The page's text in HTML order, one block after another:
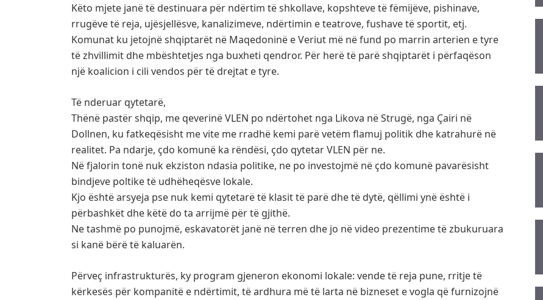
Këto mjete janë të destinuara për ndërtim të shkollave, kopshteve të fëmijëve, pishinave,
rrugëve të reja, ujësjellësve, kanalizimeve, ndërtimin e teatrove, fushave të sportit, etj.
Komunat ku jetojnë shqiptarët në Maqedoninë e Veriut më në fund po marrin arterien e tyre
të zhvillimit dhe mbështetjes nga buxheti qendror. Për herë të parë shqiptarët i përfaqëson
një koalicion i cili vendos për të drejtat e tyre.
Të nderuar qytetarë,
Thënë pastër shqip, me qeverinë VLEN po ndërtohet nga Likova në Strugë, nga Çairi në
Dollnen, ku fatkeqësisht me vite me rradhë kemi parë vetëm flamuj politik dhe katrahurë në
realitet. Pa ndarje, çdo komunë ka rëndësi, çdo qytetar VLEN për ne.
Në fjalorin tonë nuk ekziston ndasia politike, ne po investojmë në çdo komunë pavarësisht
bindjeve poltike të udhëheqësve lokale.
Kjo është arsyeja pse nuk kemi qytetarë të klasit të parë dhe të dytë, qëllimi ynë është i
përbashkët dhe këtë do ta arrijmë për të gjithë.
Ne tashmë po punojmë, eskavatorët janë në terren dhe jo në video prezentime të zbukuruara
si kanë bërë të kaluarën.
Përveç infrastrukturës, ky program gjeneron ekonomi lokale: vende të reja pune, rritje të
kërkesës për kompanitë e ndërtimit, të ardhura më të larta në bizneset e vogla që furnizojnë